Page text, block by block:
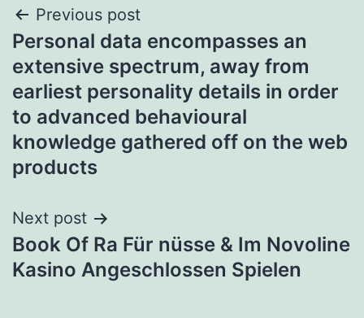
Post
navigation
Previous post
Personal data encompasses an
extensive spectrum, away from
earliest personality details in order
to advanced behavioural
knowledge gathered off on the web
products
Next post
Book Of Ra Für nüsse & Im Novoline
Kasino Angeschlossen Spielen